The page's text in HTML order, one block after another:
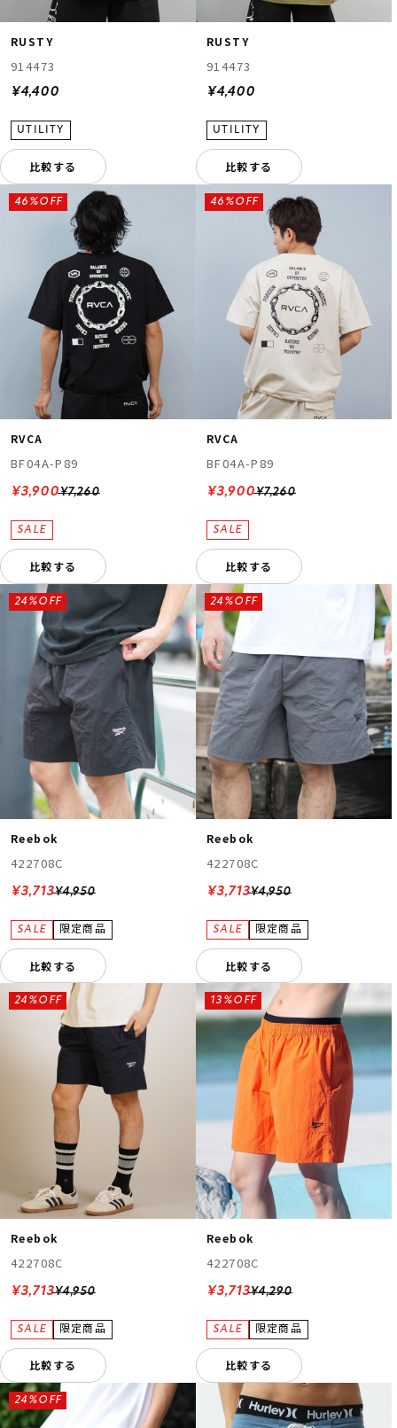
RUSTY
914473
¥4,400
比較する
RUSTY
914473
¥4,400
比較する
RVCA
BF04A-P89
¥7,260
46%OFF
¥3,900
比較する
RVCA
BF04A-P89
¥7,260
46%OFF
¥3,900
比較する
Reebok
422708C
¥4,950
24%OFF
¥3,713
比較する
Reebok
422708C
¥4,950
24%OFF
¥3,713
比較する
Reebok
422708C
¥4,950
24%OFF
¥3,713
比較する
Reebok
422708C
¥4,290
13%OFF
¥3,713
比較する
24%OFF